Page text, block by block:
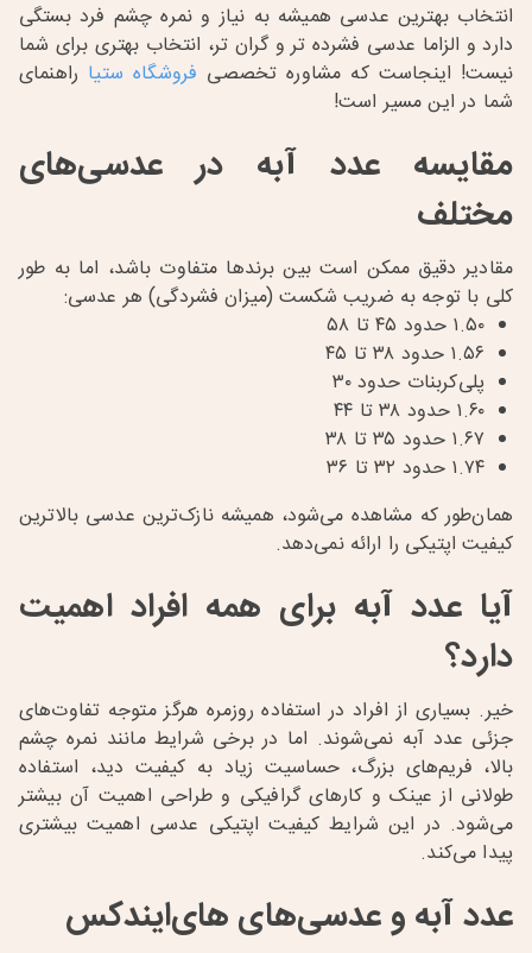
انتخاب بهترین عدسی همیشه به نیاز و نمره چشم فرد بستگی
دارد و الزاما عدسی فشرده تر و گران تر، انتخاب بهتری برای شما
نیست! اینجاست که مشاوره تخصصی فروشگاه ستیا راهنمای
شما در این مسیر است!
مقایسه عدد آبه در عدسی‌های
مختلف
مقادیر دقیق ممکن است بین برندها متفاوت باشد، اما به طور
کلی با توجه به ضریب شکست (میزان فشردگی) هر عدسی:
۱.۵۰ حدود ۴۵ تا ۵۸
۱.۵۶ حدود ۳۸ تا ۴۵
پلی‌کربنات حدود ۳۰
۱.۶۰ حدود ۳۸ تا ۴۴
۱.۶۷ حدود ۳۵ تا ۳۸
۱.۷۴ حدود ۳۲ تا ۳۶
همان‌طور که مشاهده می‌شود، همیشه نازک‌ترین عدسی بالاترین
کیفیت اپتیکی را ارائه نمی‌دهد.
آیا عدد آبه برای همه افراد اهمیت
دارد؟
خیر. بسیاری از افراد در استفاده روزمره هرگز متوجه تفاوت‌های
جزئی عدد آبه نمی‌شوند. اما در برخی شرایط مانند نمره چشم
بالا، فریم‌های بزرگ، حساسیت زیاد به کیفیت دید، استفاده
طولانی از عینک و کارهای گرافیکی و طراحی اهمیت آن بیشتر
می‌شود. در این شرایط کیفیت اپتیکی عدسی اهمیت بیشتری
پیدا می‌کند.
عدد آبه و عدسی‌های های‌ایندکس